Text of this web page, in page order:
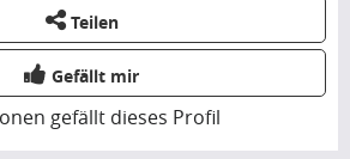
Teilen
Gefällt mir
gefällt dieses Profil